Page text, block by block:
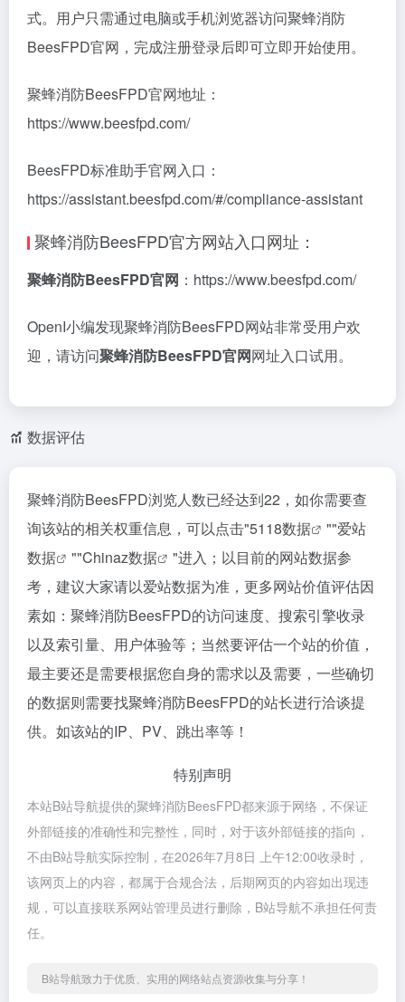
式。用户只需通过电脑或手机浏览器访问聚蜂消防
BeesFPD官网，完成注册登录后即可立即开始使用。
聚蜂消防BeesFPD官网地址：
https://www.beesfpd.com/
BeesFPD标准助手官网入口：
https://assistant.beesfpd.com/#/compliance-assistant
聚蜂消防BeesFPD官方网站入口网址：
聚蜂消防BeesFPD官网 ：https://www.beesfpd.com/
OpenI小编发现聚蜂消防BeesFPD网站非常受用户欢
迎，请访问聚蜂消防BeesFPD官网网址入口试用。
数据评估
聚蜂消防BeesFPD浏览人数已经达到22，如你需要查
询该站的相关权重信息，可以点击"5118数据 ""爱站
数据
""Chinaz数据
"进入；以目前的网站数据参
考，建议大家请以爱站数据为准，更多网站价值评估因
素如：聚蜂消防BeesFPD的访问速度、搜索引擎收录
以及索引量、用户体验等；当然要评估一个站的价值，
最主要还是需要根据您自身的需求以及需要，一些确切
的数据则需要找聚蜂消防BeesFPD的站长进行洽谈提
供。如该站的IP、PV、跳出率等！
特别声明
本站B站导航提供的聚蜂消防BeesFPD都来源于网络，不保证
外部链接的准确性和完整性，同时，对于该外部链接的指向，
不由B站导航实际控制，在2026年7月8日 上午12:00收录时，
该网页上的内容，都属于合规合法，后期网页的内容如出现违
规，可以直接联系网站管理员进行删除，B站导航不承担任何责
任。
B站导航致力于优质、实用的网络站点资源收集与分享！